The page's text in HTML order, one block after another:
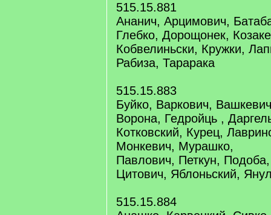
515.15.881
Ананич, Арцимович,
Глебко, Дорощонек,
Кобвелиньски, Кружки,
Рабиза, Тарарака
515.15.883
Буйко, Варкович,
Ворона, Гедройць ,
Котковский, Курец,
Монкевич, Мурашко,
Павлович, Петкун,
Цитович, Яблоньский,
515.15.884